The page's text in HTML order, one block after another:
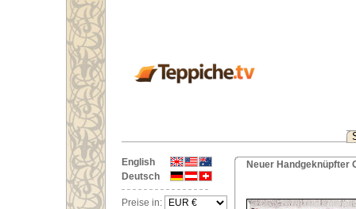
English
Deutsch
Preise in:
Neuer Handgeknüpfter